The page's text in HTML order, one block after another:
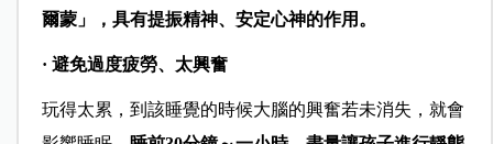
爾蒙」，具有提振精神、安定心神的作用。
· 避免過度疲勞、太興奮
玩得太累，到該睡覺的時候大腦的興奮若未消失，就會